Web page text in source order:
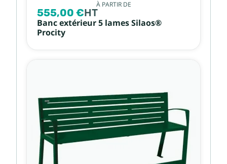
À PARTIR DE
555,00 €HT
Banc extérieur 5 lames Silaos®
Procity